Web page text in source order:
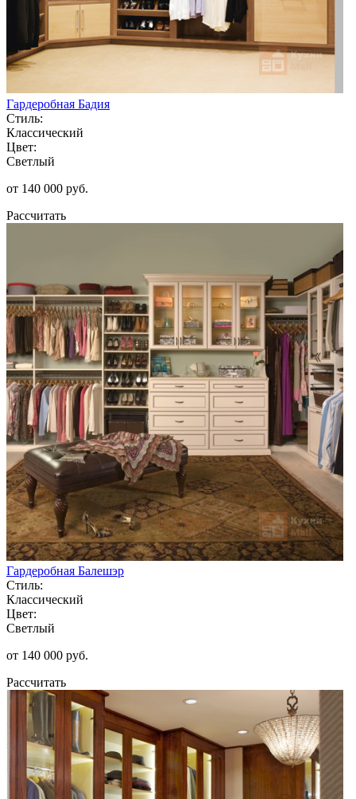
Гардеробная Бадия
Стиль:
Классический
Цвет:
Светлый
от 140 000 руб.
Рассчитать
Гардеробная Балешэр
Стиль:
Классический
Цвет:
Светлый
от 140 000 руб.
Рассчитать